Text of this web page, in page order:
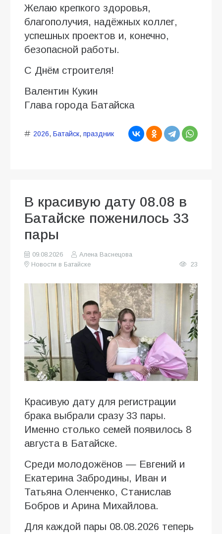
Желаю крепкого здоровья,
благополучия, надёжных коллег,
успешных проектов и, конечно,
безопасной работы.
С Днём строителя!
Валентин Кукин
Глава города Батайска
2026, Батайск, праздник
В красивую дату 08.08 в
Батайске поженилось 33
пары
09.08.2026
Алена Васнецова
Новости в Батайске
23
Красивую дату для регистрации
брака выбрали сразу 33 пары.
Именно столько семей появилось 8
августа в Батайске.
Среди молодожёнов — Евгений и
Екатерина Забродины, Иван и
Татьяна Оленченко, Станислав
Бобров и Арина Михайлова.
Для каждой пары 08.08.2026 теперь